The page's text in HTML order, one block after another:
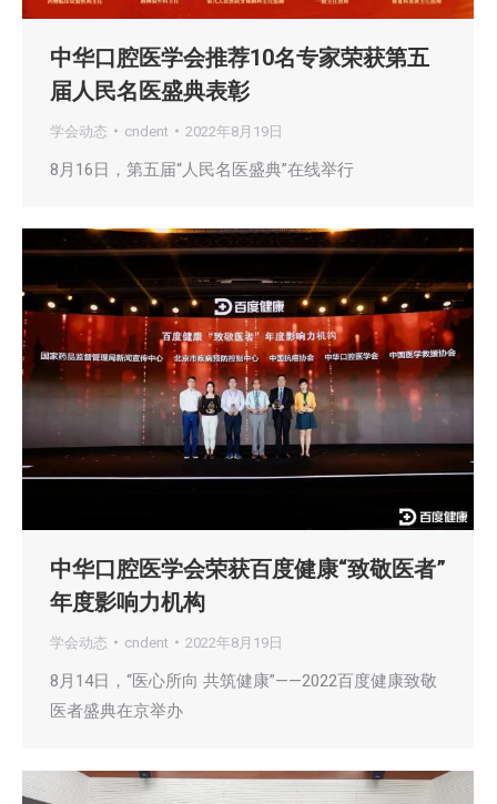
中华口腔医学会推荐10名专家荣获第五
届人民名医盛典表彰
学会动态 cndent 2022年8月19日
8月16日，第五届“人民名医盛典”在线举行
中华口腔医学会荣获百度健康“致敬医者”
年度影响力机构
学会动态 cndent 2022年8月19日
8月14日，“医心所向 共筑健康”——2022百度健康致敬
医者盛典在京举办